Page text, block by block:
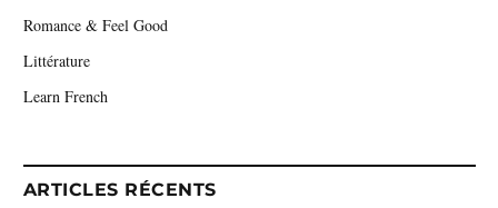
Romance & Feel Good
Littérature
Learn French
ARTICLES RÉCENTS